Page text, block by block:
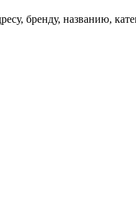
бренду, названию,